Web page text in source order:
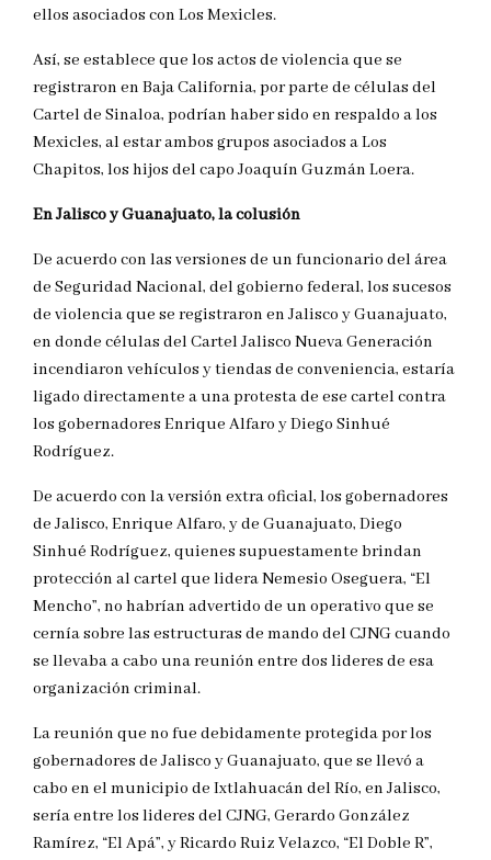
ellos asociados con Los Mexicles.
Así, se establece que los actos de violencia que se
registraron en Baja California, por parte de células del
Cartel de Sinaloa, podrían haber sido en respaldo a los
Mexicles, al estar ambos grupos asociados a Los
Chapitos, los hijos del capo Joaquín Guzmán Loera.
En Jalisco y Guanajuato, la colusión
De acuerdo con las versiones de un funcionario del área
de Seguridad Nacional, del gobierno federal, los sucesos
de violencia que se registraron en Jalisco y Guanajuato,
en donde células del Cartel Jalisco Nueva Generación
incendiaron vehículos y tiendas de conveniencia, estaría
ligado directamente a una protesta de ese cartel contra
los gobernadores Enrique Alfaro y Diego Sinhué
Rodríguez.
De acuerdo con la versión extra oficial, los gobernadores
de Jalisco, Enrique Alfaro, y de Guanajuato, Diego
Sinhué Rodríguez, quienes supuestamente brindan
protección al cartel que lidera Nemesio Oseguera, “El
Mencho”, no habrían advertido de un operativo que se
cernía sobre las estructuras de mando del CJNG cuando
se llevaba a cabo una reunión entre dos lideres de esa
organización criminal.
La reunión que no fue debidamente protegida por los
gobernadores de Jalisco y Guanajuato, que se llevó a
cabo en el municipio de Ixtlahuacán del Río, en Jalisco,
sería entre los lideres del CJNG, Gerardo González
Ramírez, “El Apá”, y Ricardo Ruiz Velazco, “El Doble R”,